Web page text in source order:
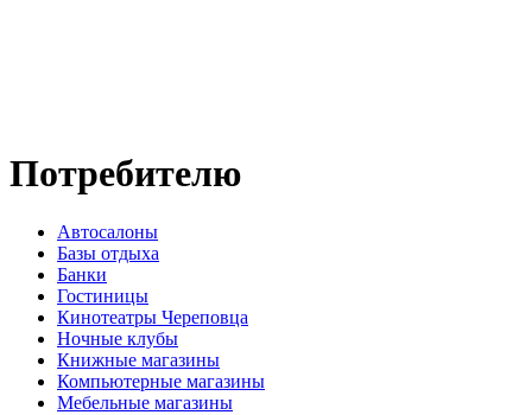
Потребителю
Автосалоны
Базы отдыха
Банки
Гостиницы
Кинотеатры Череповца
Ночные клубы
Книжные магазины
Компьютерные магазины
Мебельные магазины